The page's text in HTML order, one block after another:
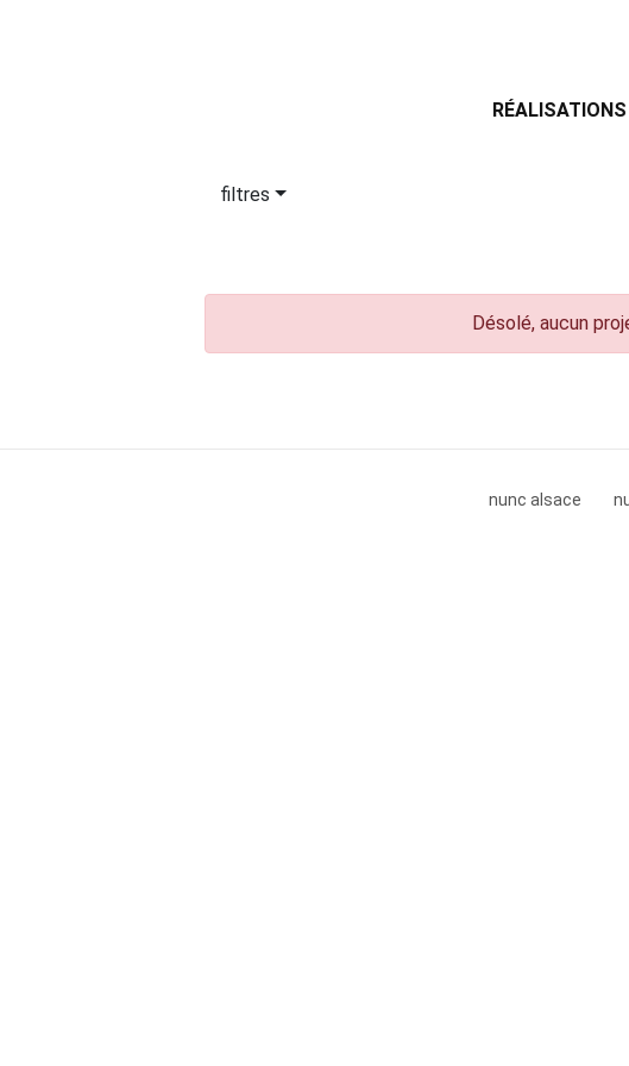
RÉALISATIONS
filtres
Désolé, aucun
nunc alsace